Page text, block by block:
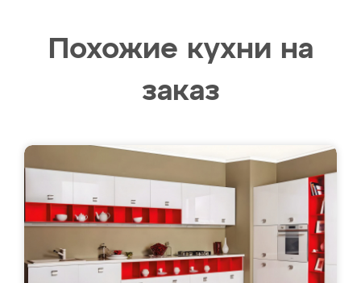
Похожие кухни на
заказ